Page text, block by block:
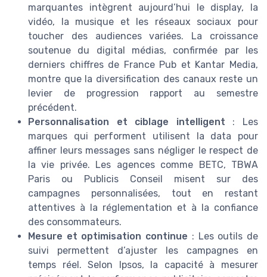
marquantes intègrent aujourd’hui le display, la
vidéo, la musique et les réseaux sociaux pour
toucher des audiences variées. La croissance
soutenue du digital médias, confirmée par les
derniers chiffres de France Pub et Kantar Media,
montre que la diversification des canaux reste un
levier de progression rapport au semestre
précédent.
Personnalisation et ciblage intelligent : Les
marques qui performent utilisent la data pour
affiner leurs messages sans négliger le respect de
la vie privée. Les agences comme BETC, TBWA
Paris ou Publicis Conseil misent sur des
campagnes personnalisées, tout en restant
attentives à la réglementation et à la confiance
des consommateurs.
Mesure et optimisation continue : Les outils de
suivi permettent d’ajuster les campagnes en
temps réel. Selon Ipsos, la capacité à mesurer